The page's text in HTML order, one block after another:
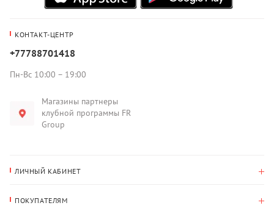
КОНТАКТ-ЦЕНТР
+77788701418
Пн-Вс 10:00 – 19:00
Магазины партнеры
клубной программы FR
Group
ЛИЧНЫЙ КАБИНЕТ
ПОКУПАТЕЛЯМ